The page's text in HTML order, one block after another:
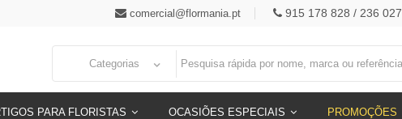
comercial@flormania.pt 915 178 828 / 236
Categorias
PARA FLORISTAS OCASIÕES ESPECIAIS PROMOÇÕES